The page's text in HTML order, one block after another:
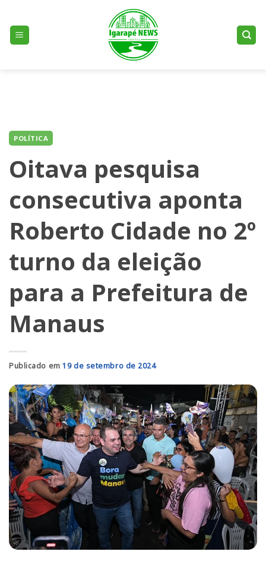
content
POLÍTICA
Oitava pesquisa
consecutiva aponta
Roberto Cidade no 2º
turno da eleição
para a Prefeitura de
Manaus
Publicado em19 de setembro de 2024